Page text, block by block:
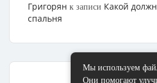
Григорян к записи Какой
спальня
Мы используем
Они помогают